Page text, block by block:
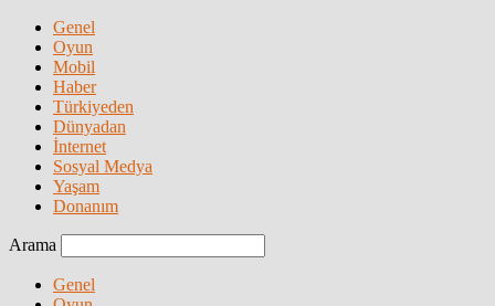
Genel
Oyun
Mobil
Haber
Türkiyeden
Dünyadan
İnternet
Sosyal Medya
Yaşam
Donanım
Arama
Genel